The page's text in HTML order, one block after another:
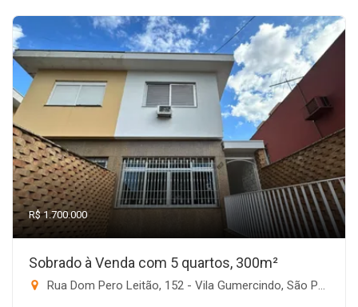
R$ 1.700.000
Sobrado à Venda com 5 quartos, 300m²
Rua Dom Pero Leitão, 152 - Vila Gumercindo, São Paulo-SP